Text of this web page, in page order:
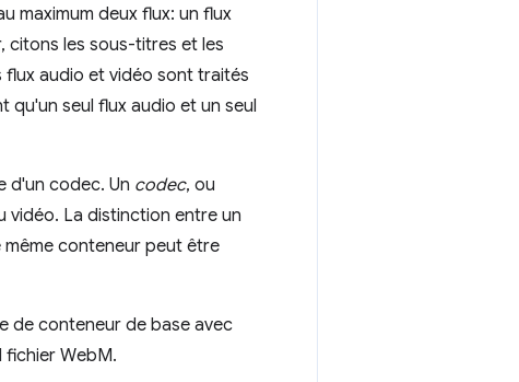
maximum deux flux: un flux
citons les sous-titres et les
flux audio et vidéo sont traités
seul flux audio et un seul
d'un codec. Un codec, ou
vidéo. La distinction entre un
conteneur peut être
de conteneur de base avec
WebM.